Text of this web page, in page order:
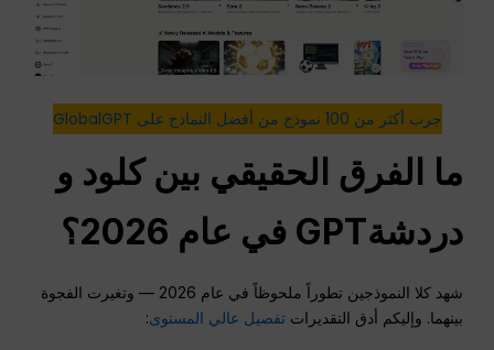
جرب أكثر من 100 نموذج من أفضل النماذج على GlobalGPT
ما الفرق الحقيقي بين كلود و
دردشةGPT
في عام 2026؟
شهد كلا النموذجين تطوراً ملحوظاً في عام 2026 — وتغيرت الفجوة
بينهما. وإليكم أدق التقديراتتفصيل عالي المستوى: